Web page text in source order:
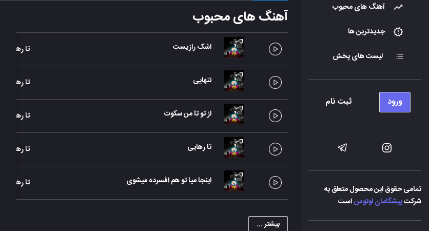
آهنگ های محبوب
جدیدترین ها
لیست های پخش
ورود ثبت نام
تمامی حقوق این محصول متعلق به
شرکتپیشگامان لوتوساست
آهنگ های محبوب
اشک رازیست تا رهایی
تنهایی تا رهایی
از تو تا من سکوت تا رهایی
تا رهایی تا رهایی
اینجا میا تو هم افسرده میشوی تا رهایی
بیشتر ...